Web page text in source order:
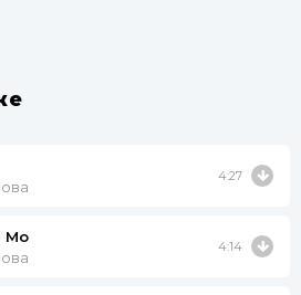
4:27
Мо
4:14